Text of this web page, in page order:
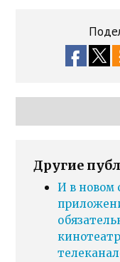
Другие
И в новом